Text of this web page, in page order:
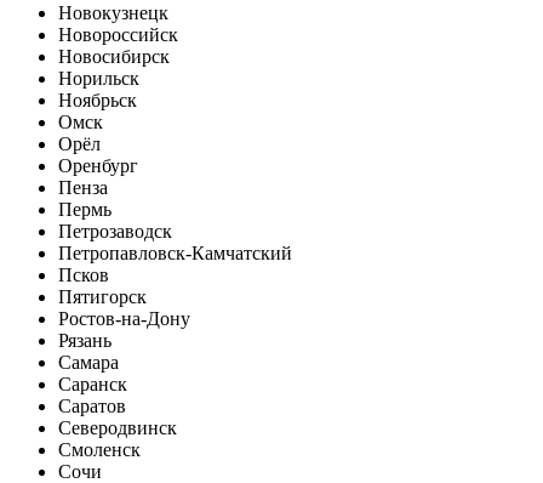
Новокузнецк
Новороссийск
Новосибирск
Норильск
Ноябрьск
Омск
Орёл
Оренбург
Пенза
Пермь
Петрозаводск
Петропавловск-Камчатский
Псков
Пятигорск
Ростов-на-Дону
Рязань
Самара
Саранск
Саратов
Северодвинск
Смоленск
Сочи